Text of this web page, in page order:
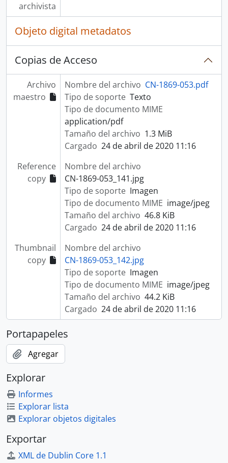
archivista
Objeto digital metadatos
Copias de Acceso
Archivo
maestro
Nombre del archivo CN-1869-053.pdf
Tipo de soporte Texto
Tipo de documento MIME
application/pdf
Tamaño del archivo 1.3 MiB
Cargado 24 de abril de 2020 11:16
Reference
copy
Nombre del archivo
CN-1869-053_141.jpg
Tipo de soporte Imagen
Tipo de documento MIME image/jpeg
Tamaño del archivo 46.8 KiB
Cargado 24 de abril de 2020 11:16
Thumbnail
copy
Nombre del archivo
CN-1869-053_142.jpg
Tipo de soporte Imagen
Tipo de documento MIME image/jpeg
Tamaño del archivo 44.2 KiB
Cargado 24 de abril de 2020 11:16
Portapapeles
Agregar
Explorar
Informes
Explorar lista
Explorar objetos digitales
Exportar
XML de Dublin Core 1.1